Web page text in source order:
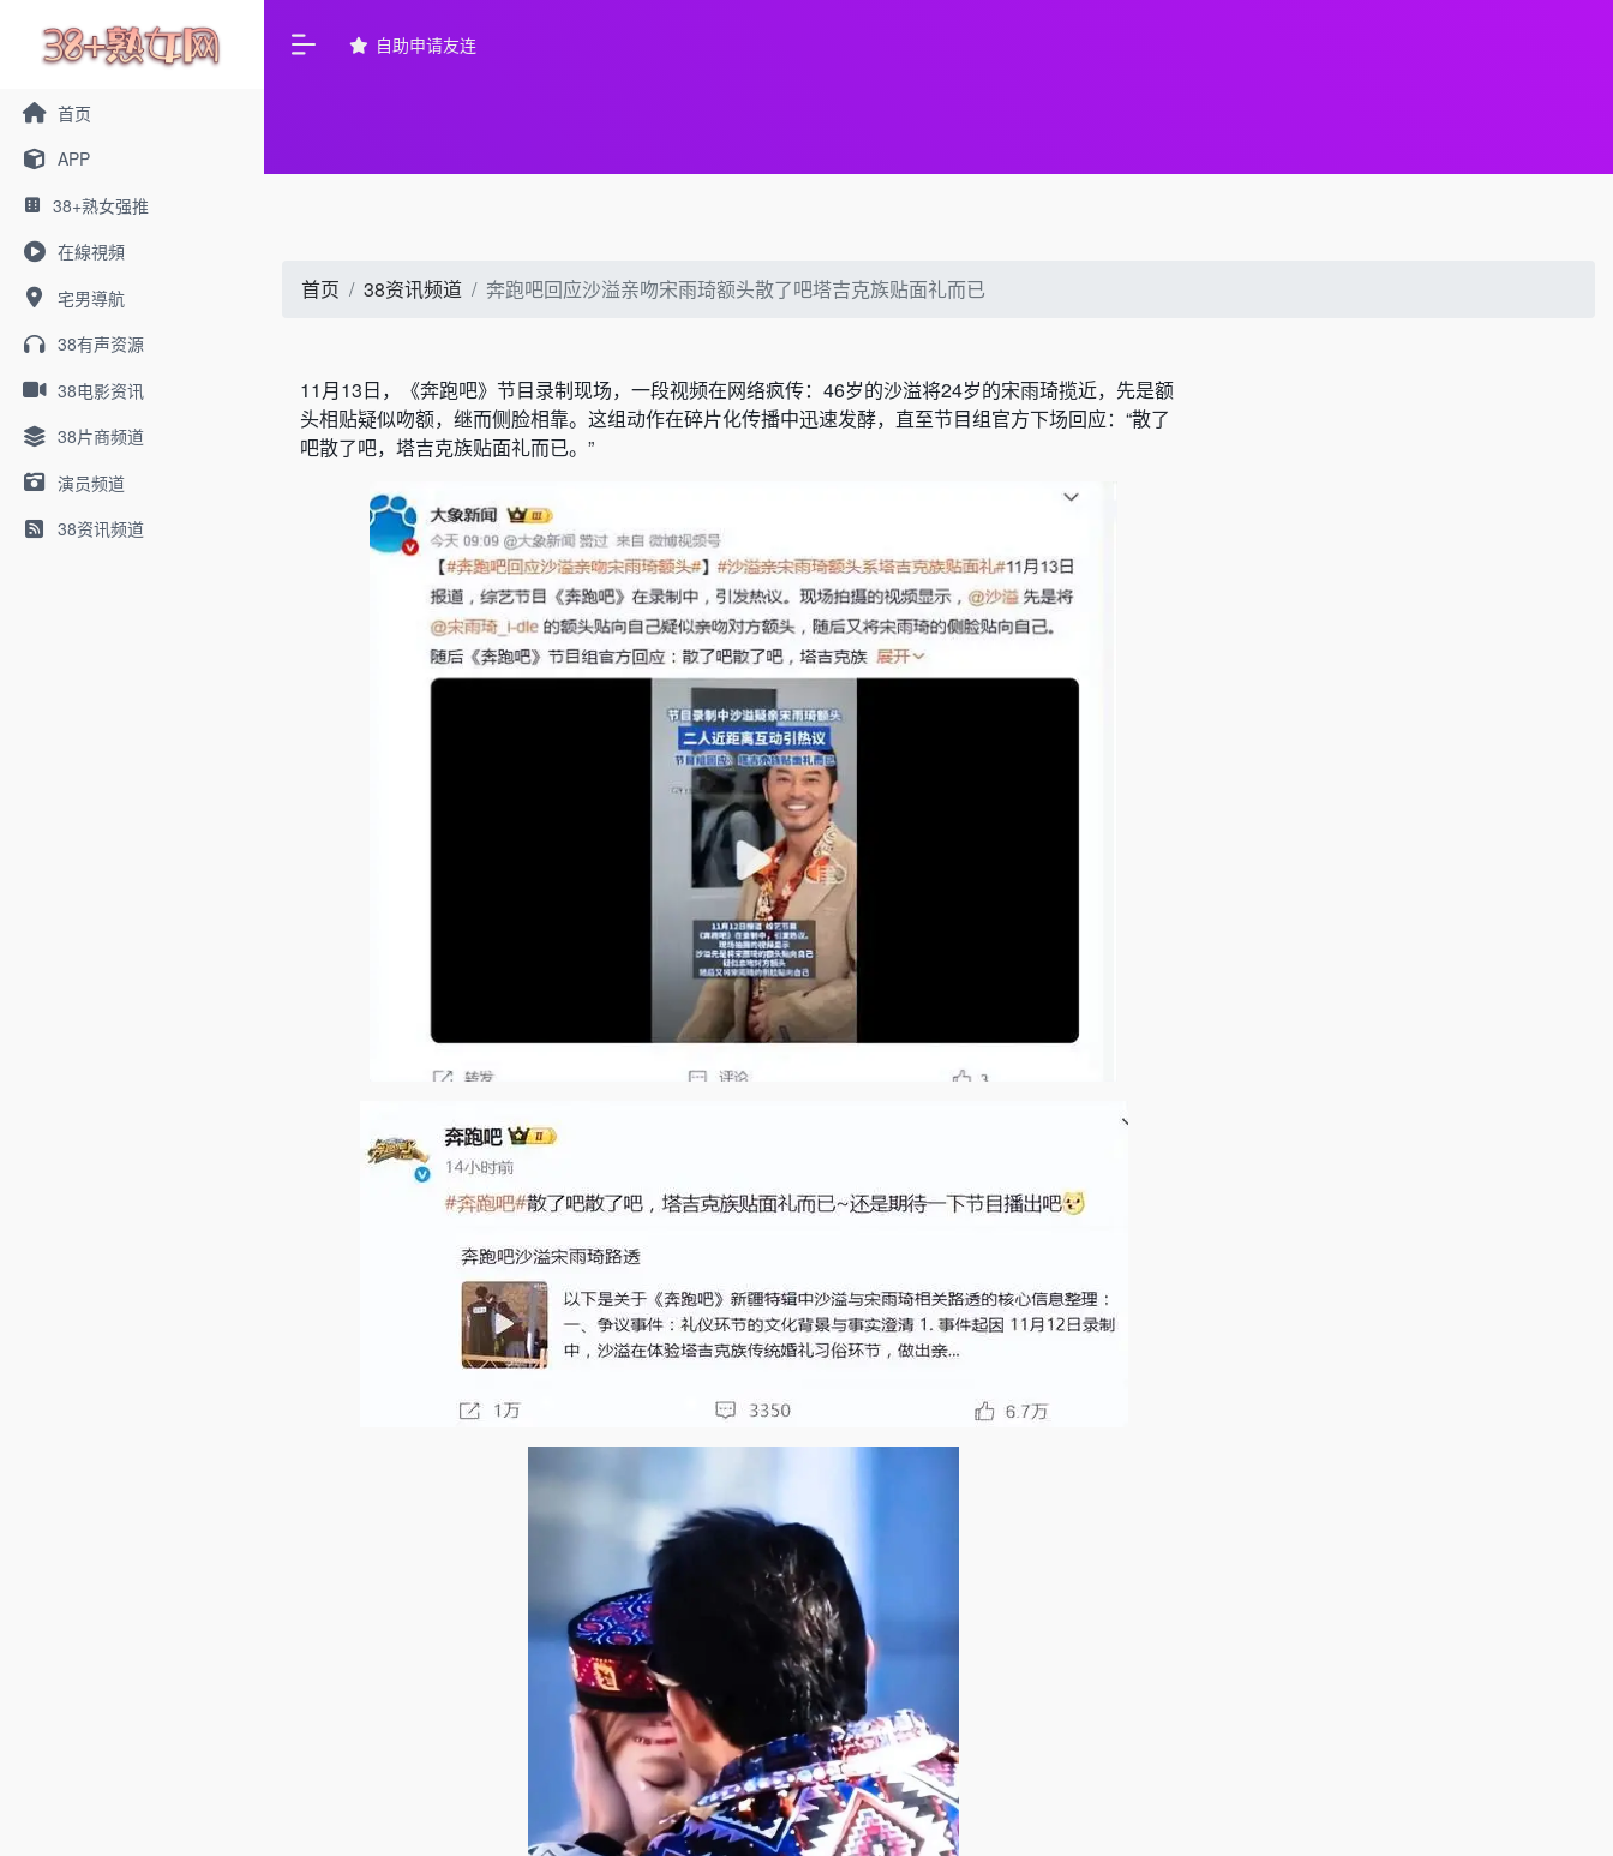
首页
APP
38+熟女强推
在線視頻
宅男導航
38有声资源
38电影资讯
38片商频道
演员频道
38资讯频道
自助申请友连
首页 38资讯频道 奔跑吧回应沙溢亲吻宋雨琦额头散了吧塔吉克族贴面礼而已
11月13日，《奔跑吧》节目录制现场，一段视频在网络疯传：46岁的沙溢将24岁的宋雨琦揽近，先是额
头相贴疑似吻额，继而侧脸相靠。这组动作在碎片化传播中迅速发酵，直至节目组官方下场回应：“散了
吧散了吧，塔吉克族贴面礼而已。”